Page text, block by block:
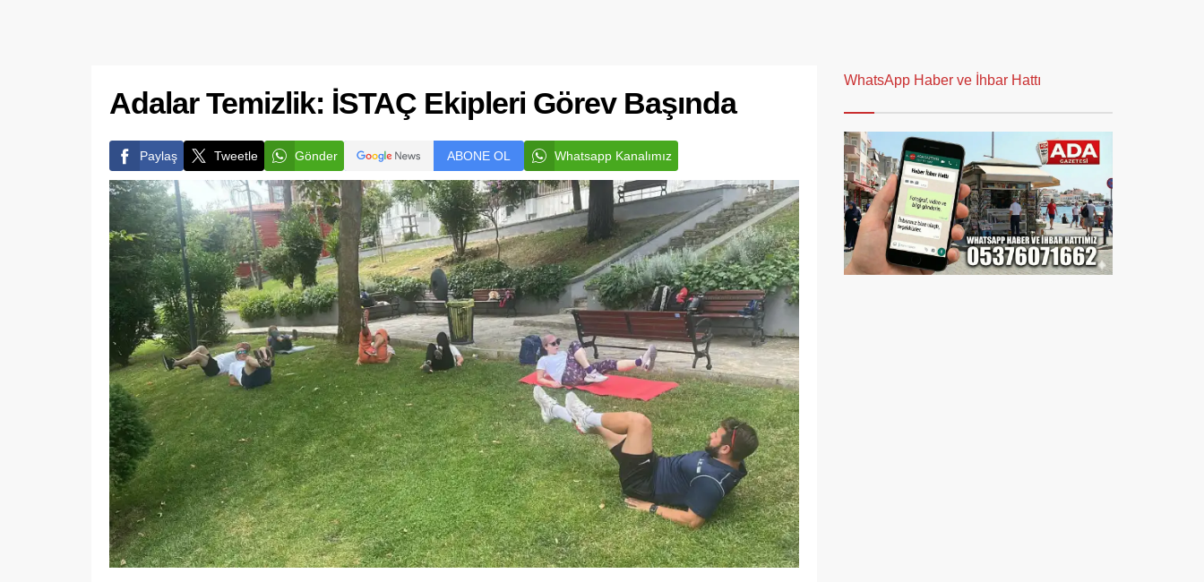
Adalar Temizlik: İSTAÇ Ekipleri Görev Başında
Paylaş Tweetle Gönder ABONE OL Whatsapp Kanalımız
WhatsApp Haber ve İhbar Hattı